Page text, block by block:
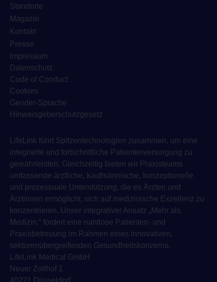
Standorte
Magazin
Kontakt
Presse
Impressum
Datenschutz
Code of Conduct
Cookies
Gender-Sprache
Hinweisgeberschutzgesetz
LifeLink führt Spitzentechnologien zusammen, um eine
integrierte und fortschrittliche Patientenversorgung zu
gewährleisten. Gleichzeitig bieten wir Praxisteams
umfassende ärztliche, kaufmännische, konzeptionelle
und prozessuale Unterstützung, die es Ärzten und
Ärztinnen ermöglicht, sich auf medizinische Exzellenz zu
konzentrieren. Unser integrativer Ansatz „Mehr als
Medizin.“ fördert eine nahtlose Patienten- und
Praxisbetreuung im Rahmen eines innovativen,
sektorenübergreifenden Gesundheitskonzerns.
LifeLink Medical GmbH
Neuer Zollhof 1